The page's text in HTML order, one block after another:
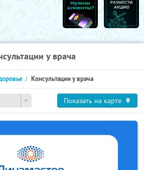
у врача
Консультации у врача
Показать на карте